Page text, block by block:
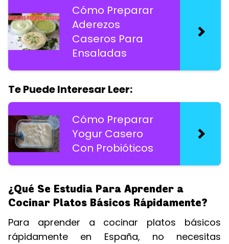
Cómo Preparar
Aderezos
Caseros Para
Ensaladas
Te Puede Interesar Leer:
Cómo Preparar
Yogur Casero
Con Probióticos
¿Qué Se Estudia Para Aprender a
Cocinar Platos Básicos Rápidamente?
Para aprender a cocinar platos básicos
rápidamente en España, no necesitas